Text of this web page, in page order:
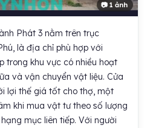
📷 1 ảnh
Phát 3 nằm trên trục
là địa chỉ phù hợp với
trong khu vực có nhiều hoạt
và vận chuyển vật liệu. Cửa
lợi thế giá tốt cho thợ, một
khi mua vật tư theo số lượng
mục liên tiếp. Với người